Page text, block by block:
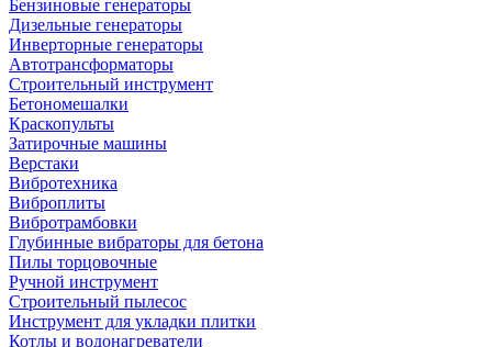
Бензиновые генераторы
Дизельные генераторы
Инверторные генераторы
Автотрансформаторы
Строительный инструмент
Бетономешалки
Краскопульты
Затирочные машины
Верстаки
Вибротехника
Виброплиты
Вибротрамбовки
Глубинные вибраторы для бетона
Пилы торцовочные
Ручной инструмент
Строительный пылесос
Инструмент для укладки плитки
Котлы и водонагреватели